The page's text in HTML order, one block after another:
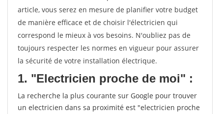
article, vous serez en mesure de planifier votre budget
de manière efficace et de choisir l'électricien qui
correspond le mieux à vos besoins. N'oubliez pas de
toujours respecter les normes en vigueur pour assurer
la sécurité de votre installation électrique.
1. "Electricien proche de moi" :
La recherche la plus courante sur Google pour trouver
un electricien dans sa proximité est "electricien proche